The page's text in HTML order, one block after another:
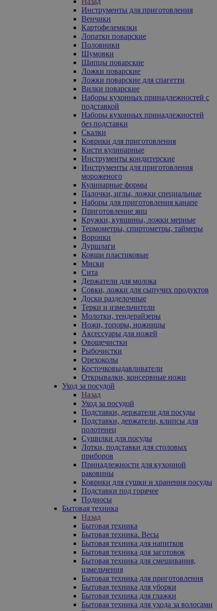
Инструменты для приготовления
Венчики
Картофелемялки
Лопатки поварские
Половники
Шумовки
Щипцы поварские
Ложки поварские
Ложки поварские для спагетти
Вилки поварские
Наборы кухонных принадлежностей с
подставкой
Наборы кухонных принадлежностей
без подставки
Скалки
Коврики для приготовления
Кисти кулинарные
Инструменты кондитерские
Инструменты для приготовления
мороженого
Кулинарные формы
Палочки, иглы, ложки специальные
Наборы для приготовления канапе
Приготовление яиц
Кружки, кувшины, ложки мерные
Термометры, спиртометры, таймеры
Воронки
Дуршлаги
Ковши пластиковые
Миски
Сита
Держатели для молока
Совки, ложки для сыпучих продуктов
Доски разделочные
Терки и измельчители
Молотки, тендерайзеры
Ножи, топоры, ножницы
Аксессуары для ножей
Овощечистки
Рыбочистки
Орехоколы
Косточковыдавливатели
Открывалки, консервные ножи
Уход за посудой
Назад
Уход за посудой
Подставки, держатели для посуды
Подставки, держатели, клипсы для
полотенец
Сушилки для посуды
Лотки, подставки для столовых
приборов
Принадлежности для кухонной
раковины
Коврики для сушки и хранения посуды
Подставки под горячее
Подносы
Бытовая техника
Назад
Бытовая техника
Бытовая техника. Весы
Бытовая техника для напитков
Бытовая техника для заготовок
Бытовая техника для смешивания,
измельчения
Бытовая техника для приготовления
Бытовая техника для уборки
Бытовая техника для глажки
Бытовая техника для ухода за волосами